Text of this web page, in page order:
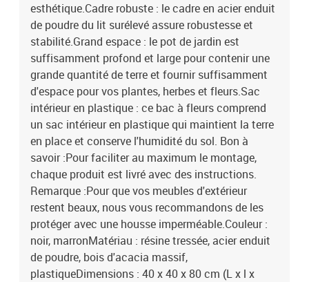
esthétique.Cadre robuste : le cadre en acier enduit
de poudre du lit surélevé assure robustesse et
stabilité.Grand espace : le pot de jardin est
suffisamment profond et large pour contenir une
grande quantité de terre et fournir suffisamment
d'espace pour vos plantes, herbes et fleurs.Sac
intérieur en plastique : ce bac à fleurs comprend
un sac intérieur en plastique qui maintient la terre
en place et conserve l'humidité du sol. Bon à
savoir :Pour faciliter au maximum le montage,
chaque produit est livré avec des instructions.
Remarque :Pour que vos meubles d'extérieur
restent beaux, nous vous recommandons de les
protéger avec une housse imperméable.Couleur :
noir, marronMatériau : résine tressée, acier enduit
de poudre, bois d'acacia massif,
plastiqueDimensions : 40 x 40 x 80 cm (L x l x